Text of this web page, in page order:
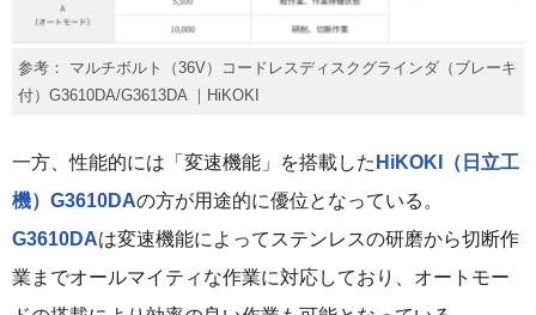
参考： マルチボルト（36V）コードレスディスクグラインダ（ブレーキ
付）G3610DA/G3613DA ｜HiKOKI
一方、性能的には「変速機能」を搭載した HiKOKI（日立工
機）G3610DAの方が用途的に優位となっている。
G3610DAは変速機能によってステンレスの研磨から切断作
業までオールマイティな作業に対応しており、オートモー